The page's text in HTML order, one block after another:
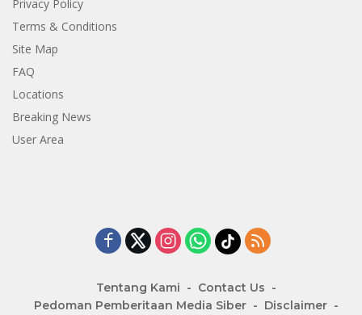
Privacy Policy
Terms & Conditions
Site Map
FAQ
Locations
Breaking News
User Area
Tentang Kami
Contact Us
Pedoman Pemberitaan Media Siber
Disclaimer